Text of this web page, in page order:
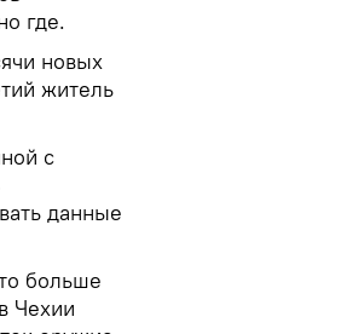
где.
новых
житель
с
данные
больше
Чехии